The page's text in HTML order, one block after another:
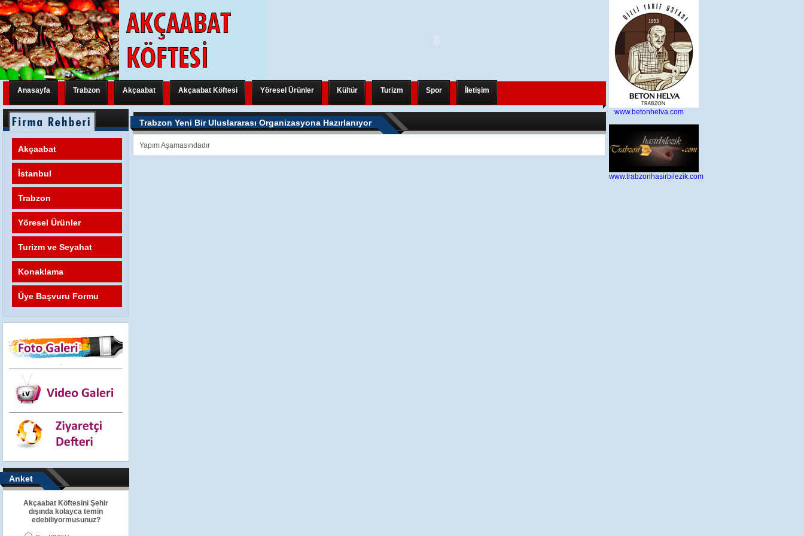
Anasayfa Trabzon Akçaabat Akçaabat Köftesi Yöresel Ürünler Kültür Turizm Spor İletişim
Trabzon Yeni Bir Uluslararası Organizasyona Hazırlanıyor Trabzon Yeni Bir Uluslararası Organizasyona Hazırlanıyor
Trabzon Yeni Bir Uluslararası Organizasyona Hazırlanıyor
Akçaabat
İstanbul
Trabzon
Yöresel Ürünler
Turizm ve Seyahat
Konaklama
Üye Başvuru Formu
Anket
Akçaabat Köftesini Şehir
dışında kolayca temin
edebiliyormusunuz?
Trabzon Yeni Bir Uluslararası Organizasyona Hazırlanıyor
Yapım Aşamasındadır
www.betonhelva.com
www.trabzonhasirbilezik.com